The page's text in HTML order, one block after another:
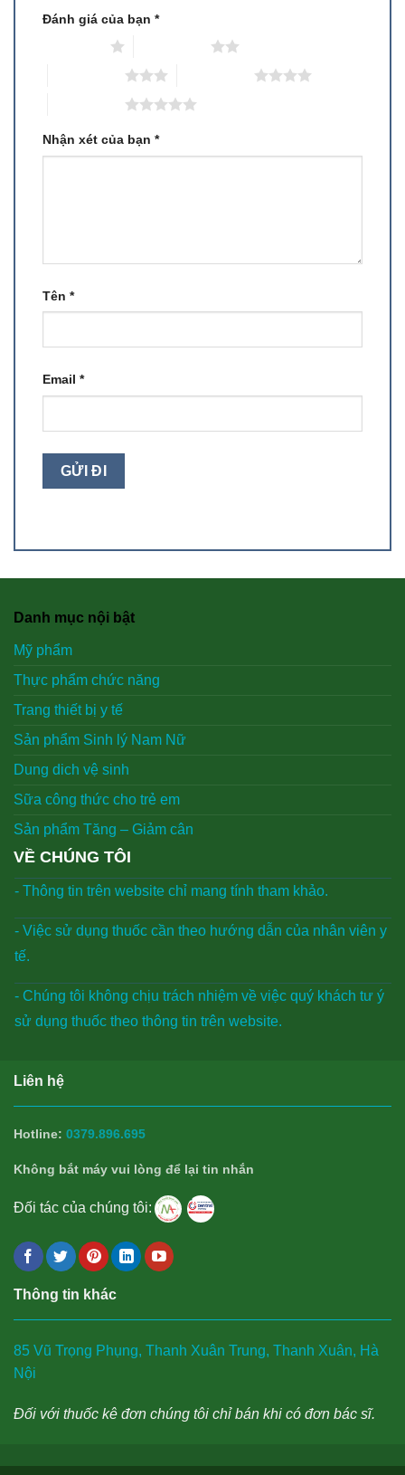
Đánh giá của bạn *
Nhận xét của bạn *
Tên *
Email *
Danh mục nội bật
Mỹ phẩm
Thực phẩm chức năng
Trang thiết bị y tế
Sản phẩm Sinh lý Nam Nữ
Dung dich vệ sinh
Sữa công thức cho trẻ em
Sản phẩm Tăng – Giảm cân
VỀ CHÚNG TÔI
- Thông tin trên website chỉ mang tính tham khảo.
- Việc sử dụng thuốc cần theo hướng dẫn của nhân viên y
tế.
- Chúng tôi không chịu trách nhiệm về việc quý khách tư ý
sử dụng thuốc theo thông tin trên website.
Liên hệ
Hotline: 0379.896.695
Không bắt máy vui lòng để lại tin nhắn
Đối tác của chúng tôi:
Thông tin khác
85 Vũ Trọng Phụng, Thanh Xuân Trung, Thanh Xuân, Hà
Nội
Đối với thuốc kê đơn chúng tôi chỉ bán khi có đơn bác sĩ.